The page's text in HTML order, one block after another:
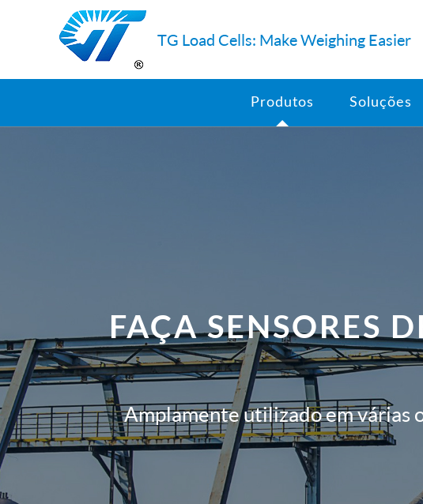
TG Load Cells: Make Weighing Easier
Produtos Soluções
FAÇA SENSORES
Amplamente utilizado em várias